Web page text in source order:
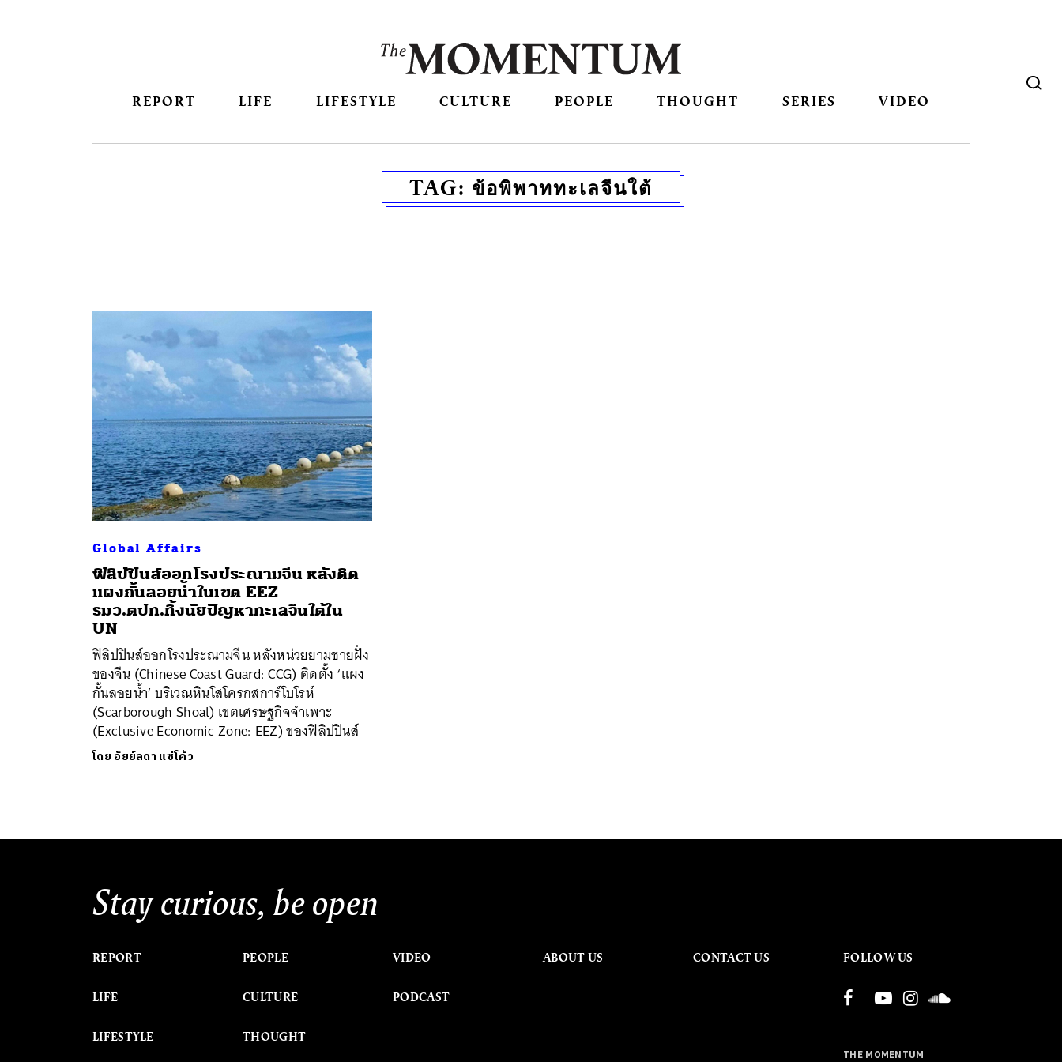
REPORT LIFE LIFESTYLE CULTURE PEOPLE THOUGHT SERIES VIDEO
TAG: ข้อพิพาททะเลจีนใต้
Global Affairs
ฟิลิปปินส์ออกโรงประณามจีน หลังติด
แผงกั้นลอยน้ำในเขต EEZ
รมว.ตปท.ทิ้งนัยปัญหาทะเลจีนใต้ใน
UN
ฟิลิปปินส์ออกโรงประณามจีน หลังหน่วยยามชายฝั่ง
ของจีน (Chinese Coast Guard: CCG) ติดตั้ง ‘แผง
กั้นลอยน้ำ’ บริเวณหินโสโครกสการ์โบโรห์
(Scarborough Shoal) เขตเศรษฐกิจจำเพาะ
(Exclusive Economic Zone: EEZ) ของฟิลิปปินส์
โดย อัยย์ลดา แซ่โค้ว
Stay curious, be open
REPORT
LIFE
LIFESTYLE
PEOPLE
CULTURE
THOUGHT
VIDEO
PODCAST
ABOUT US CONTACT US FOLLOW US
THE MOMENTUM
ค้นหา